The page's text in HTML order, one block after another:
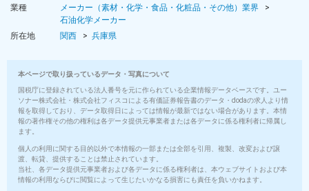
業種
メーカー（素材・化学・食品・化粧品・その他）業界
石油化学メーカー
所在地
関西 兵庫県
本ページで取り扱っているデータ・写真について
国税庁に登録されている法人番号を元に作られている企業情報データベースです。ユー
ソナー株式会社・株式会社フィスコによる有価証券報告書のデータ・dodaの求人より情
報を取得しており、データ取得日によっては情報が最新ではない場合があります。本情
報の著作権その他の権利は各データ提供元事業者または各データに係る権利者に帰属し
ます。
個人の利用に関する目的以外で本情報の一部または全部を引用、複製、改変および譲
渡、転貸、提供することは禁止されています。
当社、各データ提供元事業者および各データに係る権利者は、本ウェブサイトおよび本
情報の利用ならびに閲覧によって生じたいかなる損害にも責任を負いかねます。